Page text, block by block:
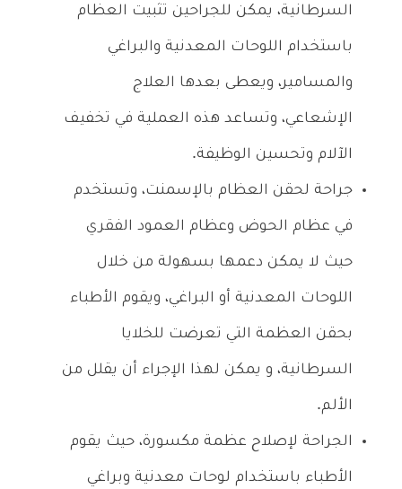
السرطانية، يمكن للجراحين تثبيت العظام
باستخدام اللوحات المعدنية والبراغي
والمسامير، ويعطى بعدها العلاج
الإشعاعي، وتساعد هذه العملية في تخفيف
الآلام وتحسين الوظيفة.
جراحة لحقن العظام بالإسمنت، وتستخدم
في عظام الحوض وعظام العمود الفقري
حيث لا يمكن دعمها بسهولة من خلال
اللوحات المعدنية أو البراغي، ويقوم الأطباء
بحقن العظمة التي تعرضت للخلايا
السرطانية، و يمكن لهذا الإجراء أن يقلل من
الألم.
الجراحة لإصلاح عظمة مكسورة، حيث يقوم
الأطباء باستخدام لوحات معدنية وبراغي